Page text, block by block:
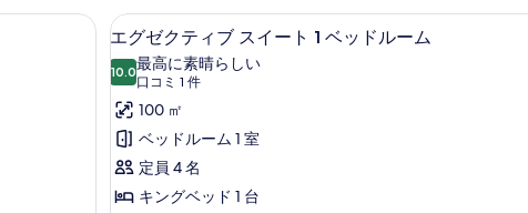
表
示
す
る
詳
細
、高級寝具、羽毛の掛け布団、ピロートップベッド
エ
グ
ゼ
ク
テ
ィ
ブ
エグゼクティブ スイート 1
8
エグゼクティブ スイート 1 ベッドルーム
10.010 点中 10.0
最高に素晴らしい
口コミ 1 件
(口
コ
ミ
1
件)
100 ㎡
ベッドルーム 1 室
定員 4 名
キングベッド 1 台